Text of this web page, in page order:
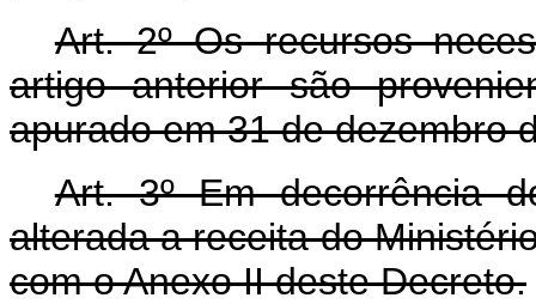
Art. 2º Os recursos
artigo anterior são
apurado em 31 de dezembro
Art. 3º Em decorrência
alterada a receita do
com o Anexo II deste Decreto.